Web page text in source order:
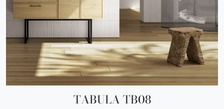
TABULA TB08